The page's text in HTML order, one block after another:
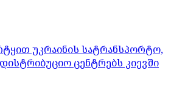
უკრაინის სატრანსპორტო,
ცენტრებს კიევში